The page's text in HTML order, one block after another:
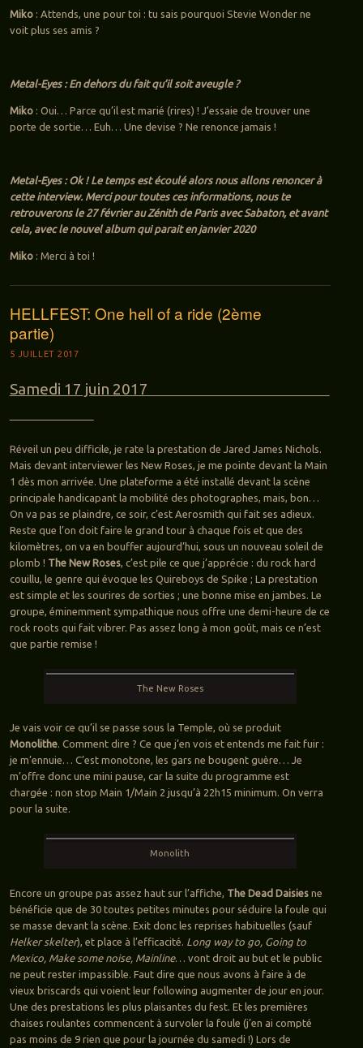
Miko: Attends, une pour toi : tu sais pourquoi Stevie Wonder ne
voit plus ses amis ?
Metal-Eyes : En dehors du fait qu’il soit aveugle ?
Miko: Oui… Parce qu’il est marié (rires) ! J’essaie de trouver une
porte de sortie… Euh… Une devise ? Ne renonce jamais !
Metal-Eyes : Ok ! Le temps est écoulé alors nous allons renoncer à
cette interview. Merci pour toutes ces informations, nous te
retrouverons le 27 février au Zénith de Paris avec Sabaton, et avant
cela, avec le nouvel album qui parait en janvier 2020
Miko: Merci à toi !
HELLFEST: One hell of a ride (2ème
partie)
5 JUILLET 2017
Samedi 17 juin 2017
Réveil un peu difficile, je rate la prestation de Jared James Nichols.
Mais devant interviewer les New Roses, je me pointe devant la Main
1 dès mon arrivée. Une plateforme a été installé devant la scène
principale handicapant la mobilité des photographes, mais, bon…
On va pas se plaindre, ce soir, c’est Aerosmith qui fait ses adieux.
Reste que l’on doit faire le grand tour à chaque fois et que des
kilomètres, on va en bouffer aujourd’hui, sous un nouveau soleil de
plomb ! The New Roses, c’est pile ce que j’apprécie : du rock hard
couillu, le genre qui évoque les Quireboys de Spike ; La prestation
est simple et les sourires de sorties ; une bonne mise en jambes. Le
groupe, éminemment sympathique nous offre une demi-heure de ce
rock roots qui fait vibrer. Pas assez long à mon goût, mais ce n’est
que partie remise !
The New Roses
Je vais voir ce qu’il se passe sous la Temple, où se produit
Monolithe. Comment dire ? Ce que j’en vois et entends me fait fuir :
je m’ennuie… C’est monotone, les gars ne bougent guère… Je
m’offre donc une mini pause, car la suite du programme est
chargée : non stop Main 1/Main 2 jusqu’à 22h15 minimum. On verra
pour la suite.
Monolith
Encore un groupe pas assez haut sur l’affiche, The Dead Daisiesne
bénéficie que de 30 toutes petites minutes pour séduire la foule qui
se masse devant la scène. Exit donc les reprises habituelles (sauf
Helker skelter), et place à l’efficacité. Long way to go, Going to
Mexico, Make some noise, Mainline… vont droit au but et le public
ne peut rester impassible. Faut dire que nous avons à faire à de
vieux briscards qui voient leur following augmenter de jour en jour.
Une des prestations les plus plaisantes du fest. Et les premières
chaises roulantes commencent à survoler la foule (j’en ai compté
pas moins de 9 rien que pour la journée du samedi !) Lors de